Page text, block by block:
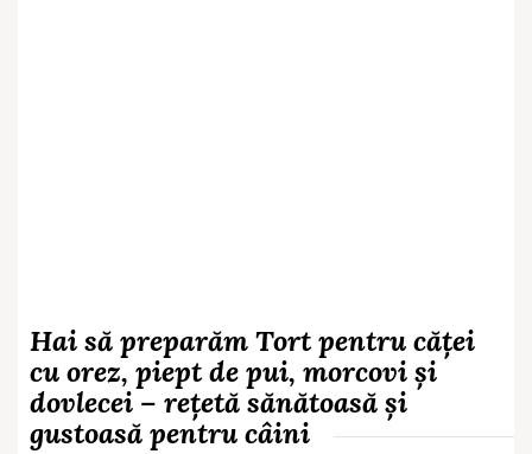
Hai să preparămTort pentru căței
cu orez, piept de pui, morcovi și
dovlecei – rețetă sănătoasă și
gustoasă pentru câini